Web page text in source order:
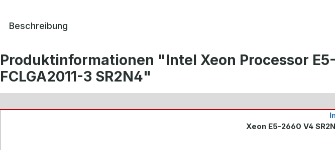
Beschreibung
Produktinformationen "Intel Xeon Processor
FCLGA2011-3 SR2N4"
Xeon E5-2660 V4